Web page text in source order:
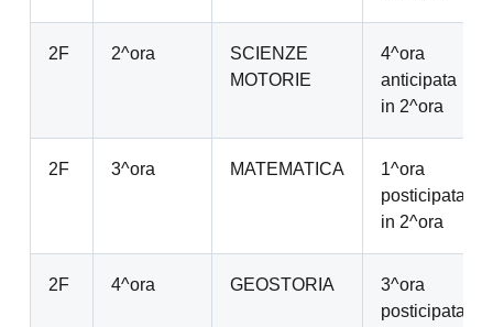
2F 2^ora
SCIENZE
MOTORIE
4^ora
anticipata
in 2^ora
2F 3^ora MATEMATICA
1^ora
posticipata
in 2^ora
2F 4^ora GEOSTORIA
3^ora
posticipata